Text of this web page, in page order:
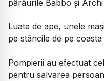
pârâurile Babbo și
Luate de ape, unele
pe stâncile de pe
Pompierii au efectuat
pentru salvarea